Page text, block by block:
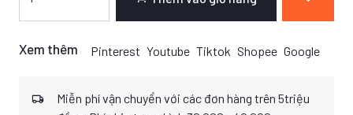
Xem thêm Pinterest Youtube Tiktok Shopee Google
Miễn phí vận chuyển với các đơn hàng trên 5triệu